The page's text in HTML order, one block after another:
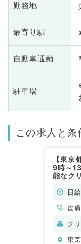
勤務地
最寄り駅
自動車通勤
駐車場
この求人と条
【東京
9時～
能なク
非常勤
日
皮
ク
東